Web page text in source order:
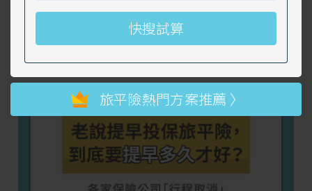
旅平險熱門方案推薦 〉
各家保險公司在「行程取消」項目上，會有不同的時間
限制，建議消費者在2週前投保旅平險為佳，如果預計
前往的地區被宣布為疫區，可依條款約定申請理賠。